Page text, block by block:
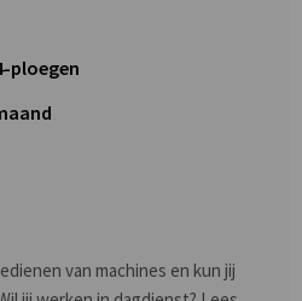
ploegen
van machines en kun jij